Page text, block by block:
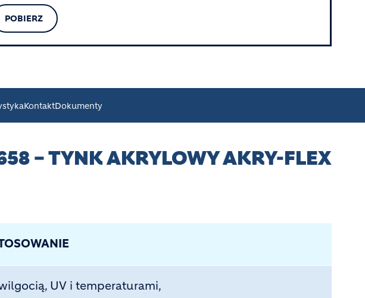
POBIERZ
KontaktDokumenty
– TYNK AKRYLOWY AKRY-FLEX
UV i temperaturami,